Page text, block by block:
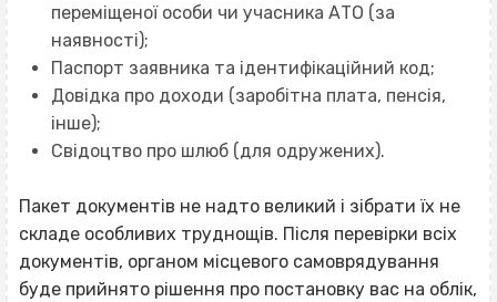
переміщеної особи чи учасника АТО (за
наявності);
Паспорт заявника та ідентифікаційний код;
Довідка про доходи (заробітна плата, пенсія,
інше);
Свідоцтво про шлюб (для одружених).
Пакет документів не надто великий і зібрати їх не
складе особливих труднощів. Після перевірки всіх
документів, органом місцевого самоврядування
буде прийнято рішення про постановку вас на облік,